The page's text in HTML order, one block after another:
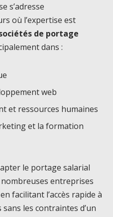
s’adresse
où l’expertise est
de portage
dans :
web
et ressources humaines
et la formation
le portage salarial
entreprises
facilitant l’accès rapide à
les contraintes d’un